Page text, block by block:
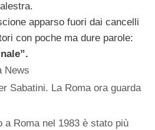
apparso fuori dai cancelli
con poche ma dure parole:
News
Sabatini. La Roma ora guarda
a Roma nel 1983 è stato più